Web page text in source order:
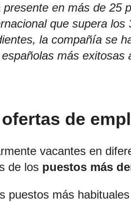
presente en más de 25
que supera
la compañía se
más exitosas
ofertas de
vacantes en
de los puestos más
puestos más